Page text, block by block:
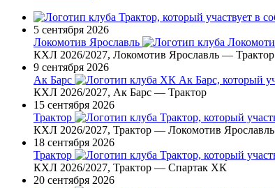
5 сентября 2026
Локомотив Ярославль
КХЛ 2026/2027, Локомотив Ярославль — Трактор
9 сентября 2026
Ак Барс
КХЛ 2026/2027, Ак Барс — Трактор
15 сентября 2026
Трактор
КХЛ 2026/2027, Трактор — Локомотив Ярославль
18 сентября 2026
Трактор
КХЛ 2026/2027, Трактор — Спартак ХК
20 сентября 2026